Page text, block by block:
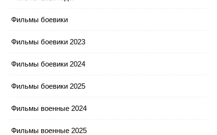
Фильмы боевики
Фильмы боевики 2023
Фильмы боевики 2024
Фильмы боевики 2025
Фильмы военные 2024
Фильмы военные 2025